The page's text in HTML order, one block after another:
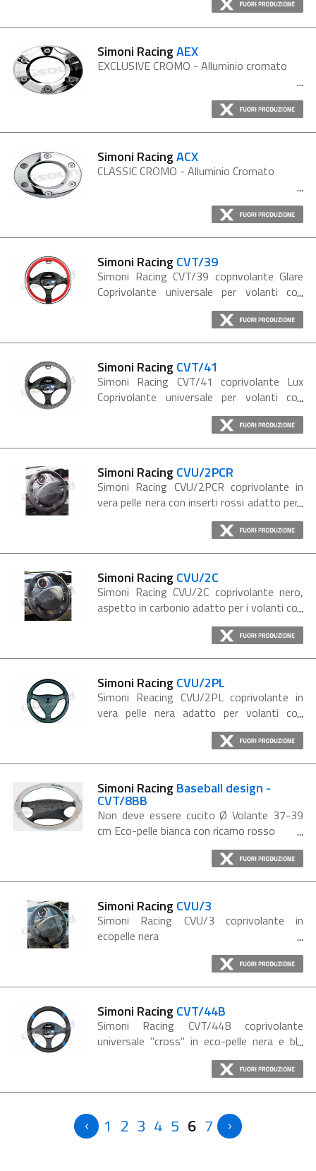
Conto alla Rovescia / Allarme / Misura fino
a 1/100 di secondo. Display...
Simoni RacingAEX
EXCLUSIVE CROMO - Alluminio cromato
Simoni RacingACX
CLASSIC CROMO - Alluminio Cromato
Simoni Racing CVT/39
Simoni Racing CVT/39 coprivolante Glare
Coprivolante universale per volanti con
diametro 37-39 cm Eco-pelle nera Eco-
pelle silver Eco-pelle rossa
Simoni Racing CVT/41
Simoni Racing CVT/41 coprivolante Lux
Coprivolante universale per volanti con
diametro 37-39 cm Eco-pelle grigia liscia
Simoni Racing CVU/2PCR
Simoni Racing CVU/2PCR coprivolante in
vera pelle nera con inserti rossi adatto per i
volanti che hanno un diametro compreso
tra i 37e i 39.5 cm. Dettagli coprivolante:
Vera pelle nera con cuciture...
Simoni Racing CVU/2C
Simoni Racing CVU/2C coprivolante nero,
aspetto in carbonio adatto per i volanti con
diametro compreso tra i 37 cm e i 39.5
cm.Il coprivolante è da cucire. Dettagli
prodotto: Diametro...
Simoni Racing CVU/2PL
Simoni Reacing CVU/2PL coprivolante in
vera pelle nera adatto per volanti con
diametro compreso tra i 37 cm e i 39.5 cm.
Il coprivolante è da cucire. Dettagli
coprivolante: Vera...
Simoni Racing Baseball design -
CVT/8BB
Non deve essere cucito Ø Volante 37-39
cm Eco-pelle bianca con ricamo rosso
Simoni Racing CVU/3
Simoni Racing CVU/3 coprivolante in
ecopelle nera
Simoni Racing CVT/44B
Simoni Racing CVT/44B coprivolante
universale "cross" in eco-pelle nera e blu
adatto per volanti con diametro compreso
tra i 37 cm e i 39,5 cm. Dettagli
cioprivolante: Eco-pelle...
1 2 3 4 5 6 7